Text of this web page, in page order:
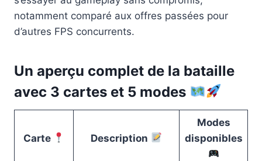
notamment comparé aux offres passées pour
d’autres FPS concurrents.
Un aperçu complet de la bataille
avec 3 cartes et 5 modes
Carte Description
Modes
disponibles